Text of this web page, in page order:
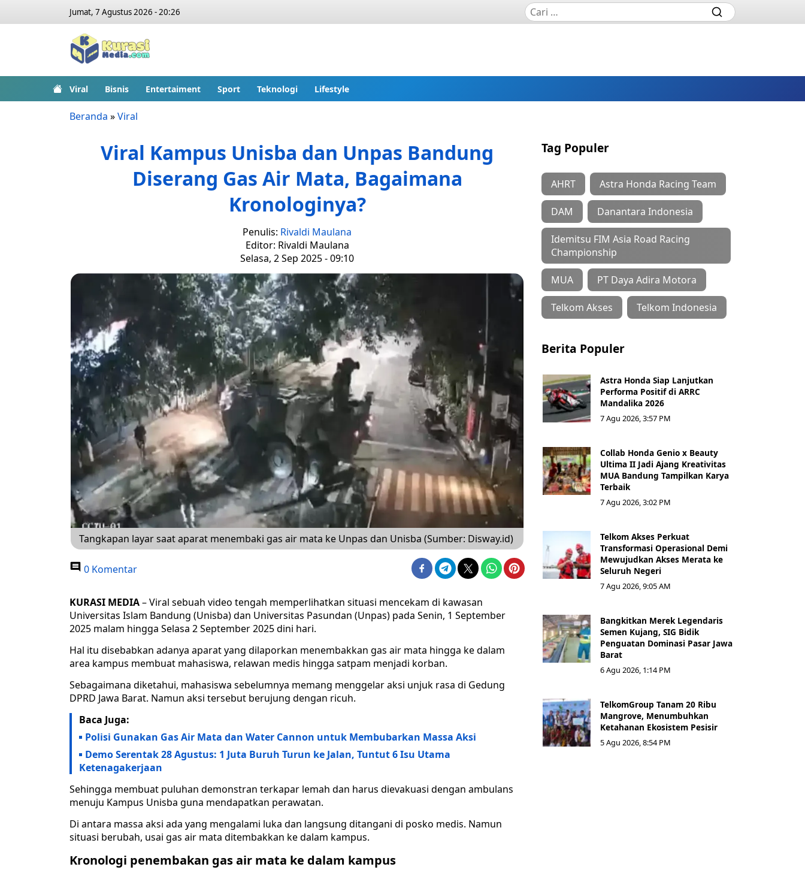
Jumat, 7 Agustus 2026 - 20:26
Viral Bisnis Entertaiment Sport Teknologi Lifestyle
Beranda »Viral
Viral Kampus Unisba dan Unpas Bandung
Diserang Gas Air Mata, Bagaimana
Kronologinya?
Penulis: Rivaldi Maulana
Editor: Rivaldi Maulana
Selasa, 2 Sep 2025 - 09:10
Tangkapan layar saat aparat menembaki gas air mata ke Unpas dan Unisba (Sumber: Disway.id)
0 Komentar
KURASI MEDIA– Viral sebuah video tengah memperlihatkan situasi mencekam di kawasan
Universitas Islam Bandung (Unisba) dan Universitas Pasundan (Unpas) pada Senin, 1 September
2025 malam hingga Selasa 2 September 2025 dini hari.
Hal itu disebabkan adanya aparat yang dilaporkan menembakkan gas air mata hingga ke dalam
area kampus membuat mahasiswa, relawan medis hingga satpam menjadi korban.
Sebagaimana diketahui, mahasiswa sebelumnya memang menggelar aksi unjuk rasa di Gedung
DPRD Jawa Barat. Namun aksi tersebut berujung dengan ricuh.
Baca Juga:
Polisi Gunakan Gas Air Mata dan Water Cannon untuk Membubarkan Massa Aksi
Demo Serentak 28 Agustus: 1 Juta Buruh Turun ke Jalan, Tuntut 6 Isu Utama
Ketenagakerjaan
Sehingga membuat puluhan demonstran terkapar lemah dan harus dievakuasi dengan ambulans
menuju Kampus Unisba guna mendapatkan perawatan.
Di antara massa aksi ada yang mengalami luka dan langsung ditangani di posko medis. Namun
situasi berubah, usai gas air mata ditembakkan ke dalam kampus.
Kronologi penembakan gas air mata ke dalam kampus
Tag Populer
AHRT Astra Honda Racing Team
DAM Danantara Indonesia
Idemitsu FIM Asia Road Racing
Championship
MUA PT Daya Adira Motora
Telkom Akses Telkom Indonesia
Berita Populer
Astra Honda Siap Lanjutkan
Performa Positif di ARRC
Mandalika 2026
7 Agu 2026, 3:57 PM
Collab Honda Genio x Beauty
Ultima II Jadi Ajang Kreativitas
MUA Bandung Tampilkan Karya
Terbaik
7 Agu 2026, 3:02 PM
Telkom Akses Perkuat
Transformasi Operasional Demi
Mewujudkan Akses Merata ke
Seluruh Negeri
7 Agu 2026, 9:05 AM
Bangkitkan Merek Legendaris
Semen Kujang, SIG Bidik
Penguatan Dominasi Pasar Jawa
Barat
6 Agu 2026, 1:14 PM
TelkomGroup Tanam 20 Ribu
Mangrove, Menumbuhkan
Ketahanan Ekosistem Pesisir
5 Agu 2026, 8:54 PM